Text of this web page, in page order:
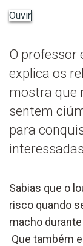
Ouvir
O professor
explica os
mostra que
sentem
para
Sabias que o
risco quando
macho
Que também